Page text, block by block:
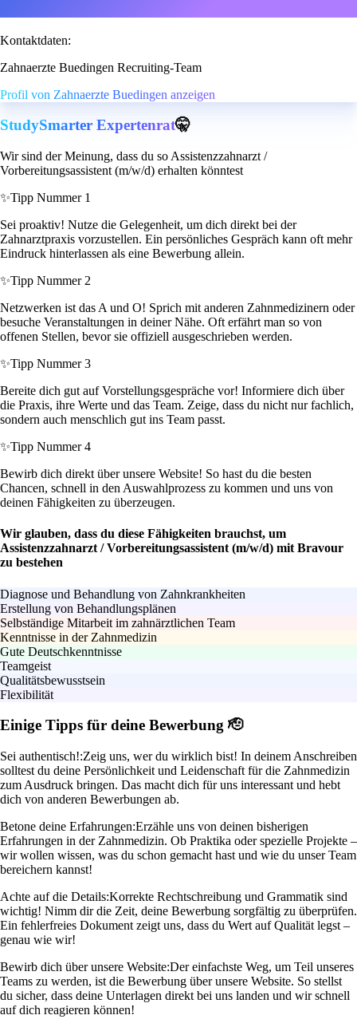
Kontaktdaten:
Zahnaerzte Buedingen Recruiting-Team
Profil von Zahnaerzte Buedingen anzeigen
StudySmarter Expertenrat🤫
Wir sind der Meinung, dass du so Assistenzzahnarzt /
Vorbereitungsassistent (m/w/d) erhalten könntest
✨Tipp Nummer 1
Sei proaktiv! Nutze die Gelegenheit, um dich direkt bei der
Zahnarztpraxis vorzustellen. Ein persönliches Gespräch kann oft mehr
Eindruck hinterlassen als eine Bewerbung allein.
✨Tipp Nummer 2
Netzwerken ist das A und O! Sprich mit anderen Zahnmedizinern oder
besuche Veranstaltungen in deiner Nähe. Oft erfährt man so von
offenen Stellen, bevor sie offiziell ausgeschrieben werden.
✨Tipp Nummer 3
Bereite dich gut auf Vorstellungsgespräche vor! Informiere dich über
die Praxis, ihre Werte und das Team. Zeige, dass du nicht nur fachlich,
sondern auch menschlich gut ins Team passt.
✨Tipp Nummer 4
Bewirb dich direkt über unsere Website! So hast du die besten
Chancen, schnell in den Auswahlprozess zu kommen und uns von
deinen Fähigkeiten zu überzeugen.
Wir glauben, dass du diese Fähigkeiten brauchst, um
Assistenzzahnarzt / Vorbereitungsassistent (m/w/d) mit Bravour
zu bestehen
Diagnose und Behandlung von Zahnkrankheiten
Erstellung von Behandlungsplänen
Selbständige Mitarbeit im zahnärztlichen Team
Kenntnisse in der Zahnmedizin
Gute Deutschkenntnisse
Teamgeist
Qualitätsbewusstsein
Flexibilität
Einige Tipps für deine Bewerbung 🫡
Sei authentisch!:Zeig uns, wer du wirklich bist! In deinem Anschreiben
solltest du deine Persönlichkeit und Leidenschaft für die Zahnmedizin
zum Ausdruck bringen. Das macht dich für uns interessant und hebt
dich von anderen Bewerbungen ab.
Betone deine Erfahrungen:Erzähle uns von deinen bisherigen
Erfahrungen in der Zahnmedizin. Ob Praktika oder spezielle Projekte –
wir wollen wissen, was du schon gemacht hast und wie du unser Team
bereichern kannst!
Achte auf die Details:Korrekte Rechtschreibung und Grammatik sind
wichtig! Nimm dir die Zeit, deine Bewerbung sorgfältig zu überprüfen.
Ein fehlerfreies Dokument zeigt uns, dass du Wert auf Qualität legst –
genau wie wir!
Bewirb dich über unsere Website:Der einfachste Weg, um Teil unseres
Teams zu werden, ist die Bewerbung über unsere Website. So stellst
du sicher, dass deine Unterlagen direkt bei uns landen und wir schnell
auf dich reagieren können!